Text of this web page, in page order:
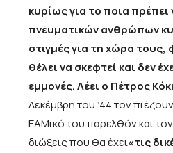
κυρίως για το ποια πρέπει
πνευματικών ανθρώπων
στιγμές για τη χώρα τους,
θέλει να σκεφτεί και δεν
εμμονές. Λέει ο Πέτρος
Δεκέμβρη του ‘44 τον
ΕΑΜικό του παρελθόν και
διώξεις που θα έχει«τις